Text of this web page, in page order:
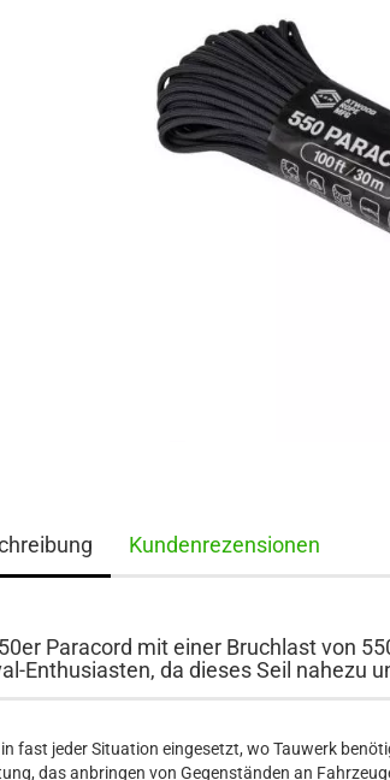
Kundenrezensionen
Paracord mit einer Bruchlast von
Enthusiasten, da dieses Seil nahezu
fast jeder Situation eingesetzt, wo Tauwerk
das anbringen von Gegenständen an